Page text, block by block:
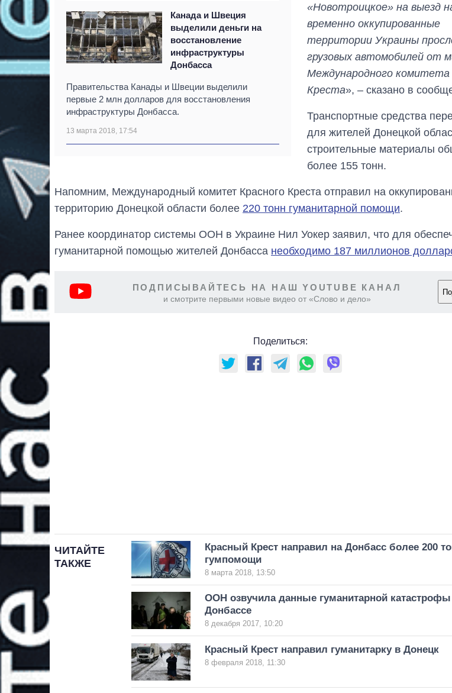
Канада и Швеция
выделили деньги на
восстановление
инфраструктуры
Донбасса
Правительства Канады и Швеции выделили
первые 2 млн долларов для восстановления
инфраструктуры Донбасса.
13 марта 2018, 17:54
«Новотроицкое» на выезд
временно оккупированные
территории Украины
грузовых автомобилей от
Международного комитета
Креста», – сказано в
Транспортные средства
для жителей Донецкой
строительные материалы
более 155 тонн.
Напомним, Международный комитет Красного Креста отправил на
территорию Донецкой области более 220 тонн гуманитарной помощи.
Ранее координатор системы ООН в Украине Нил Уокер заявил, что для
гуманитарной помощью жителей Донбасса необходимо 187 миллионов
ПОДПИСЫВАЙТЕСЬ НА НАШ YOUTUBE КАНАЛ
и смотрите первыми новые видео от «Слово и дело»
Поделиться:
ЧИТАЙТЕ
ТАКЖЕ
Красный Крест направил на Донбасс более 200
гумпомощи
8 марта 2018, 13:50
ООН озвучила данные гуманитарной катастрофы
Донбассе
8 декабря 2017, 10:20
Красный Крест направил гуманитарку в Донецк
8 февраля 2018, 11:30